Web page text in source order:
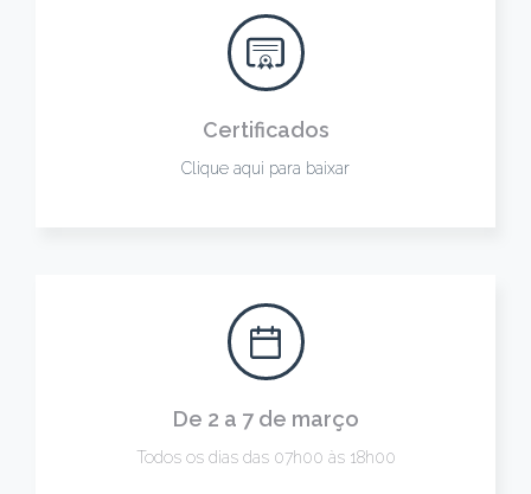
Certificados
Clique aqui para baixar
De 2 a 7 de março
Todos os dias das 07h00 às 18h00